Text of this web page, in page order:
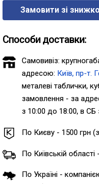
Замовити зі
Способи доставки:
Самовивіз:
адресою: Київ, пр-т.
металеві таблички,
замовлення - за
з 10:00 до 18:00, в СБ
По Києву - 1500 грн
По Київській області
По Україні -